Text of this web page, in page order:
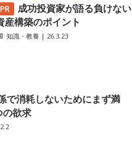
成功投資家が語る負けない
産構築のポイント
知識・教養 | 26.3.23
で消耗しないためにまず満
の欲求